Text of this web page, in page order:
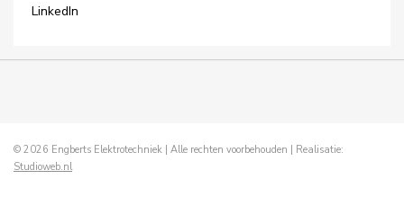
LinkedIn
© 2026 Engberts Elektrotechniek | Alle rechten voorbehouden | Realisatie:
Studioweb.nl